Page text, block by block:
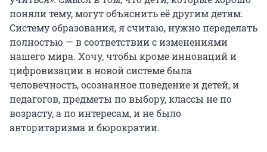
поняли тему, могут объяснить её другим детям.
Систему образования, я считаю, нужно переделать
полностью — в соответствии с изменениями
нашего мира. Хочу, чтобы кроме инноваций и
цифровизации в новой системе была
человечность, осознанное поведение и детей, и
педагогов, предметы по выбору, классы не по
возрасту, а по интересам, и не было
авторитаризма и бюрократии.